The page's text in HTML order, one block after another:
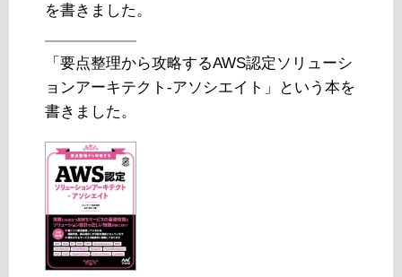
を書きました。
「要点整理から攻略するAWS認定ソリューシ
ョンアーキテクト-アソシエイト」という本を
書きました。